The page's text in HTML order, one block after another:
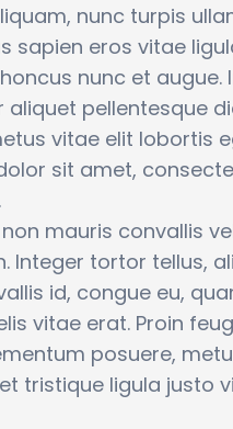
nunc turpis
sapien eros vitae
nunc et augue.
aliquet pellentesque
vitae elit lobortis
sit amet,
mauris convallis
Integer tortor tellus,
id, congue eu,
vitae erat. Proin
posuere,
tristique ligula justo